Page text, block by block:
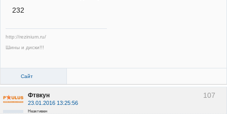
232
http://rezinium.ru/
Шины и диски!!!
Сайт
107
Фтвкун
23.01.2016 13:25:56
Неактивен